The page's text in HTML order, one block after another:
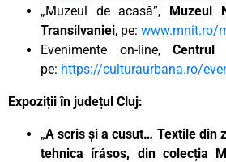
„Muzeul de acasă”, Muzeul
Transilvaniei, pe: www.mnit.ro/
Evenimente on-line,Centrul
pe: https://culturaurbana.ro/
Expoziții în județul Cluj:
„A scris și a cusut… Textile din
tehnica írásos, din colecția